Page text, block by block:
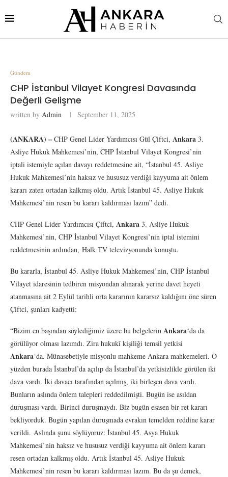
Gündem
CHP İstanbul Vilayet Kongresi Davasında
Değerli Gelişme
written by Admin September 11, 2025
(ANKARA) – CHP Genel Lider Yardımcısı Gül Çiftci, Ankara 3.
Asliye Hukuk Mahkemesi’nin, CHP İstanbul Vilayet Kongresi’nin
iptali istemiyle açılan davayı reddetmesine ait, “İstanbul 45. Asliye
Hukuk Mahkemesi’nin haksız ve hususuz verdiği kayyuma ait önlem
kararı zaten ortadan kalkmış oldu. Artık İstanbul 45. Asliye Hukuk
Mahkemesi’nin resen bu kararı kaldırması lazım” dedi.
CHP Genel Lider Yardımcısı Çiftci, Ankara 3. Asliye Hukuk
Mahkemesi’nin, CHP İstanbul Vilayet Kongresi’nin iptal istemini
reddetmesinin ardından, Halk TV televizyonunda konuştu.
Bu kararla, İstanbul 45. Asliye Hukuk Mahkemesi’nin, CHP İstanbul
Vilayet idaresinin tedbiren misyondan alınarak yerine davet heyeti
atanmasına ait 2 Eylül tarihli orta kararının kararsız kaldığını öne süren
Çiftci, şunları kadyetti:
“Bizim en başından söylediğimiz üzere bu belgelerin Ankara‘da da
görülüyor olması lazımdı. Zira hukukî kişiliği temsil yetkisi
Ankara‘da. Münasebetiyle misyonlu mahkeme Ankara mahkemeleri. O
yüzden burada İstanbul’da açılıp da İstanbul’da yetkisizlikle görülen iki
dava vardı. İki davacı tarafından açılmış, iki birleşen dava vardı.
Bunların aslında önlem talepleri reddedilmişti. Bugün ise asıldan
duruşması vardı. Birinci duruşmaydı. Biz bugün esasen bir ret kararı
bekliyorduk. Bugün yapılan duruşmada evrakın temelden reddine karar
verildi. Aslında şunu söylüyoruz: İstanbul 45. Asya Hukuk
Mahkemesi’nin haksız ve hususuz verdiği kayyuma ait önlem kararı
resen ortadan kalkmış oldu. Artık İstanbul 45. Asliye Hukuk
Mahkemesi’nin resen bu kararı kaldırması lazım. Bu da şu demek,